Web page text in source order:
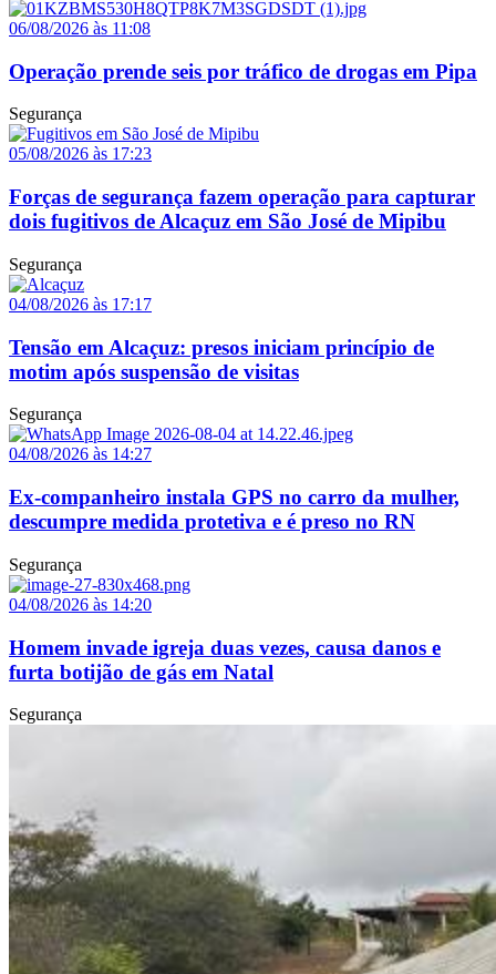
06/08/2026 às 11:08
Operação prende seis por tráfico de drogas em Pipa
Segurança
05/08/2026 às 17:23
Forças de segurança fazem operação para capturar
dois fugitivos de Alcaçuz em São José de Mipibu
Segurança
04/08/2026 às 17:17
Tensão em Alcaçuz: presos iniciam princípio de
motim após suspensão de visitas
Segurança
04/08/2026 às 14:27
Ex-companheiro instala GPS no carro da mulher,
descumpre medida protetiva e é preso no RN
Segurança
04/08/2026 às 14:20
Homem invade igreja duas vezes, causa danos e
furta botijão de gás em Natal
Segurança